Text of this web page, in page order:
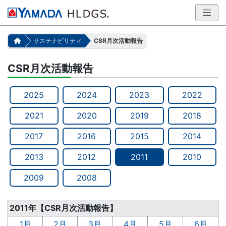
サステナビリティ CSR月次活動報告
CSR月次活動報告
2025 2024 2023 2022
2021 2020 2019 2018
2017 2016 2015 2014
2013 2012 2011 2010
2009 2008
2011年【CSR月次活動報告】
1月
2月 3月 4月 5月 6月